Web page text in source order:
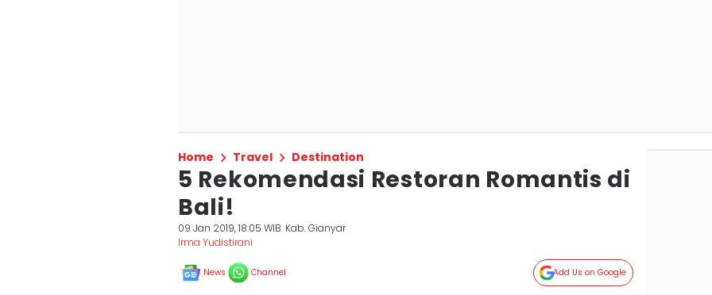
Home Travel Destination
5 Rekomendasi Restoran Romantis di
Bali!
09 Jan 2019, 18:05 WIB Kab. Gianyar
Irma Yudistirani
News Channel Add Us on Google